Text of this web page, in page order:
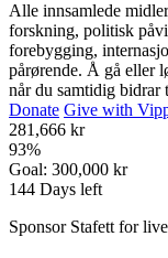
Alle innsamlede
forskning, politisk
forebygging,
pårørende. Å gå eller
når du samtidig bidrar
Donate Give with
281,666 kr
93%
Goal: 300,000 kr
144 Days left
Sponsor Stafett for